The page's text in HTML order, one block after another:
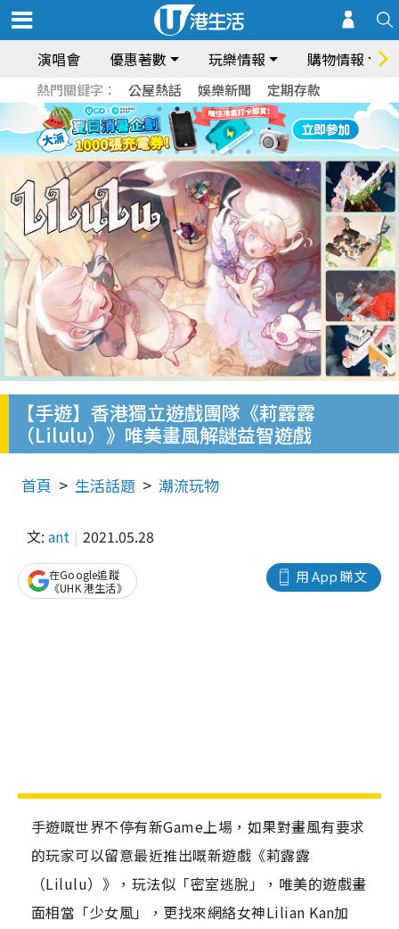
演唱會 優惠著數 玩樂情報 購物情報
熱門關鍵字： 公屋熱話 娛樂新聞 定期存款
【手遊】香港獨立遊戲團隊《莉露露
（Lilulu）》唯美畫風解謎益智遊戲
首頁 生活話題 潮流玩物
文: ant 2021.05.28
用 App 睇文
在Google追蹤
《UHK 港生活》
手遊嘅世界不停有新Game上場，如果對畫風有要求
的玩家可以留意最近推出嘅新遊戲《莉露露
（Lilulu）》，玩法似「密室逃脫」，唯美的遊戲畫
面相當「少女風」，更找來網絡女神Lilian Kan加